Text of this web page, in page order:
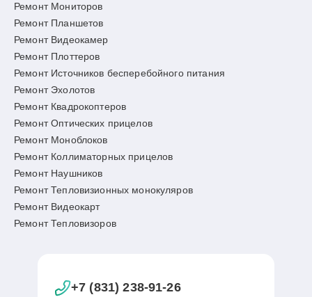
Ремонт Мониторов
Ремонт Планшетов
Ремонт Видеокамер
Ремонт Плоттеров
Ремонт Источников бесперебойного питания
Ремонт Эхолотов
Ремонт Квадрокоптеров
Ремонт Оптических прицелов
Ремонт Моноблоков
Ремонт Коллиматорных прицелов
Ремонт Наушников
Ремонт Тепловизионных монокуляров
Ремонт Видеокарт
Ремонт Тепловизоров
+7 (831) 238-91-26